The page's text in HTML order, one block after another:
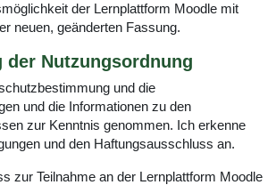
der Lernplattform Moodle mit
neuen, geänderten Fassung.
der Nutzungsordnung
und die
und die Informationen zu den
zur Kenntnis genommen. Ich erkenne
und den Haftungsausschluss an.
zur Teilnahme an der Lernplattform Moodle